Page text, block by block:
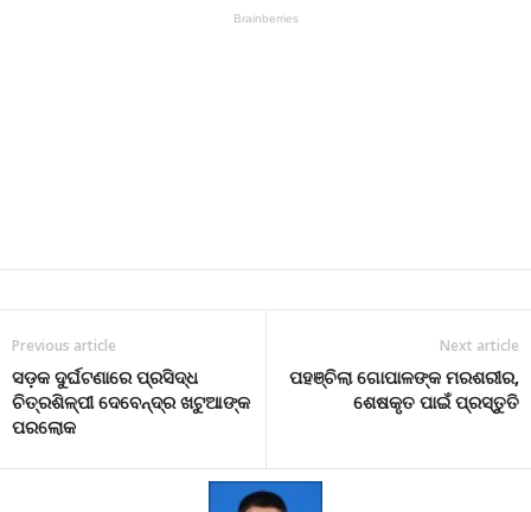
Previous article
ସଡ଼କ ଦୁର୍ଘଟଣାରେ ପ୍ରସିଦ୍ଧ
ଚିତ୍ରଶିଳ୍ପୀ ଦେବେନ୍ଦ୍ର ଖଟୁଆଙ୍କ
ପରଲୋକ
Next article
ପହଞ୍ଚିଲା ଗୋପାଳଙ୍କ ମରଶରୀର,
ଶେଷକୃତ ପାଇଁ ପ୍ରସ୍ତୁତି